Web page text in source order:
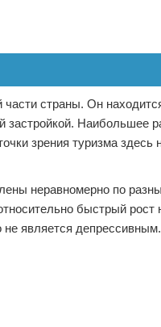
страны. Он
Наибольшее
зрения туризма здесь
неравномерно по
быстрый
не является